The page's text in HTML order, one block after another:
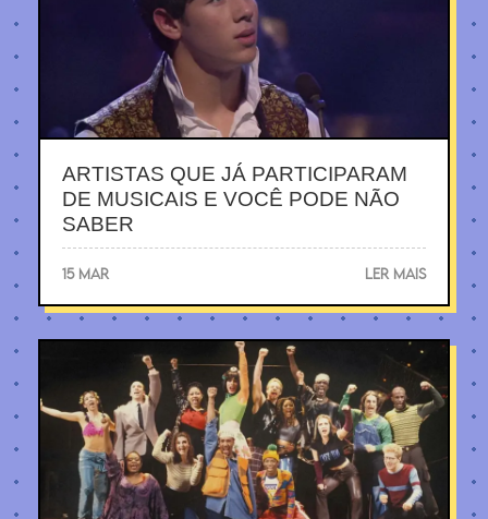
ARTISTAS QUE JÁ PARTICIPARAM
DE MUSICAIS E VOCÊ PODE NÃO
SABER
15 MAR LER MAIS